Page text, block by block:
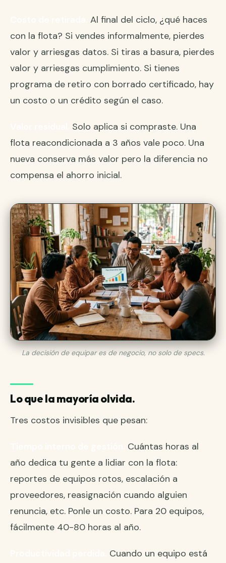
Al final del ciclo, ¿qué haces
con la flota? Si vendes informalmente, pierdes
valor y arriesgas datos. Si tiras a basura, pierdes
valor y arriesgas cumplimiento. Si tienes
programa de retiro con borrado certificado, hay
un costo o un crédito según el caso.
Solo aplica si compraste. Una
flota reacondicionada a 3 años vale poco. Una
nueva conserva más valor pero la diferencia no
compensa el ahorro inicial.
La decisión de equipar es de negocio, no solo de specs.
Lo que la mayoría olvida.
Tres costos invisibles que pesan:
Cuántas horas al
año dedica tu gente a lidiar con la flota:
reportes de equipos rotos, escalación a
proveedores, reasignación cuando alguien
renuncia, etc. Ponle un costo. Para 20 equipos,
fácilmente 40-80 horas al año.
Cuando un equipo está